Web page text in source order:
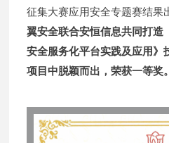
征集大赛应用安全专题赛结果
翼安全联合安恒信息共同打造
安全服务化平台实践及应用》
项目中脱颖而出，荣获一等奖。